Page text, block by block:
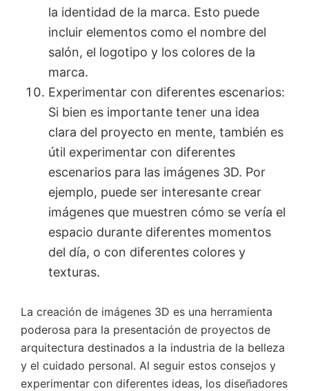
la identidad de la marca. Esto puede
incluir elementos como el nombre del
salón, el logotipo y los colores de la
marca.
Experimentar con diferentes escenarios:
Si bien es importante tener una idea
clara del proyecto en mente, también es
útil experimentar con diferentes
escenarios para las imágenes 3D. Por
ejemplo, puede ser interesante crear
imágenes que muestren cómo se vería el
espacio durante diferentes momentos
del día, o con diferentes colores y
texturas.
La creación de imágenes 3D es una herramienta
poderosa para la presentación de proyectos de
arquitectura destinados a la industria de la belleza
y el cuidado personal. Al seguir estos consejos y
experimentar con diferentes ideas, los diseñadores